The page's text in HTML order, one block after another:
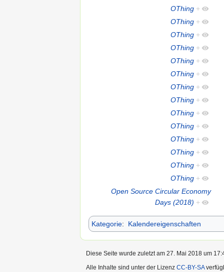
OThing +
OThing +
OThing +
OThing +
OThing +
OThing +
OThing +
OThing +
OThing +
OThing +
OThing +
OThing +
OThing +
OThing +
Open Source Circular Economy
Days (2018) +
Kategorie: Kalendereigenschaften
Diese Seite wurde zuletzt am 27. Mai 2018 um
Alle Inhalte sind unter der Lizenz CC-BY-SA